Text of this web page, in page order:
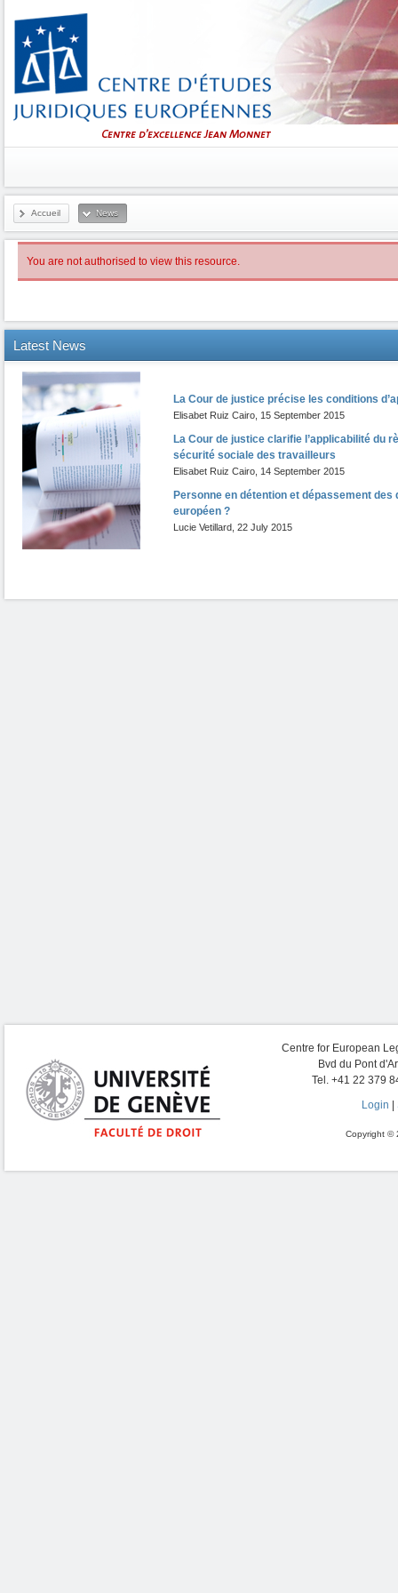
Accueil News
You are not authorised to view this resource.
Latest News
La Cour de justice précise les conditions
Elisabet Ruiz Cairo 15 September 2015
La Cour de justice clarifie l’applicabilité du
sécurité sociale des travailleurs
Elisabet Ruiz Cairo 14 September 2015
Personne en détention et dépassement des
européen ?
Lucie Vetillard 22 July 2015
Centre for European
Bvd du Pont
Tel. +41 22 379
Login
Copyright ©